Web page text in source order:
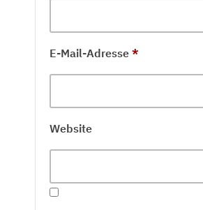
E-Mail-Adresse *
Website